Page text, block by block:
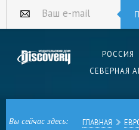
Ваш e-mail
РОССИЯ
СЕВЕРНАЯ
Вы сейчас здесь: ГЛАВНАЯ